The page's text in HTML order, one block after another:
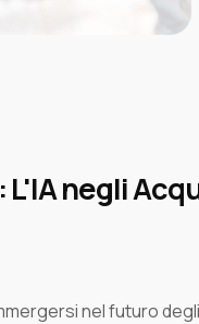
L'IA negli
nel futuro